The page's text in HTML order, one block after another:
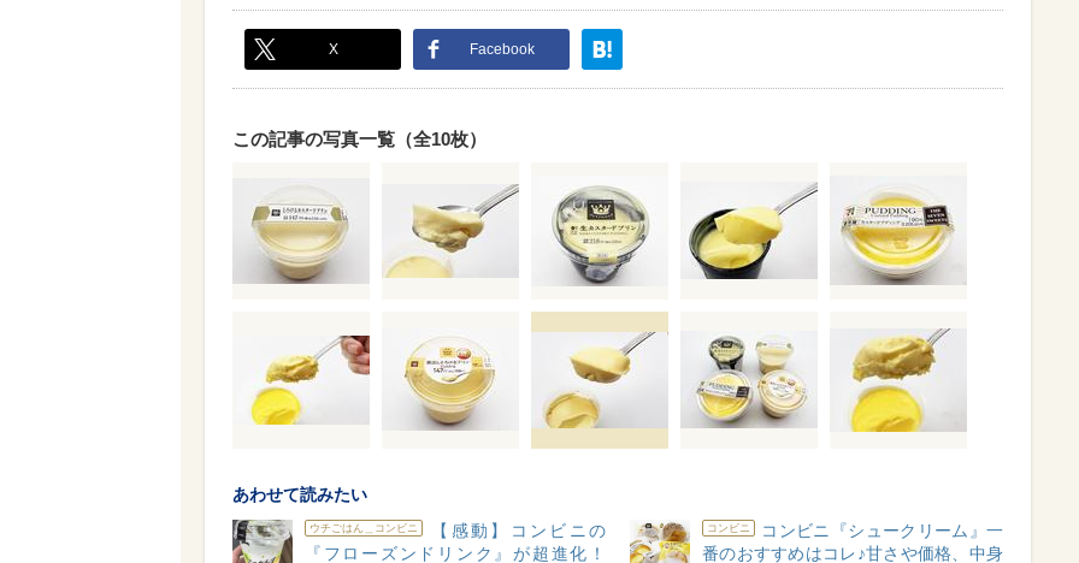
X Facebook
この記事の写真一覧（全10枚）
あわせて読みたい
ウチごはん＿コンビニ
【感動】コンビニの
『フローズンドリンク』が超進化！
コンビニ
コンビニ『シュークリーム』一
番のおすすめはコレ♪甘さや価格、中身